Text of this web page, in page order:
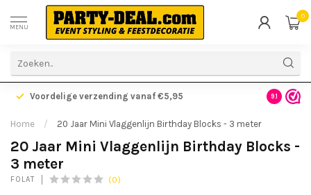
MENU
0
Voordelige verzending vanaf €5,95 Gratis
9.1
Home / 20 Jaar Mini Vlaggenlijn Birthday Blocks - 3 meter
20 Jaar Mini Vlaggenlijn Birthday Blocks -
3 meter
FOLAT (0)